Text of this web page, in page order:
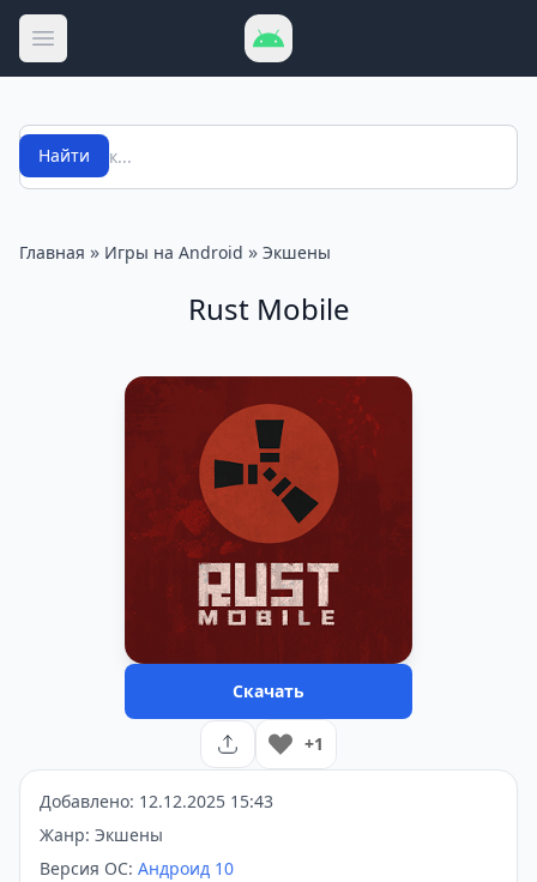
Открыть меню
Поиск
Найти
Главная » Игры на Android » Экшены
Rust Mobile
Скачать
+1
Добавлено: 12.12.2025 15:43
Жанр: Экшены
Версия ОС: Андроид 10